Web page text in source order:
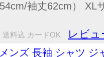
袖丈62cm） XL
送料込 カードOK レビュ
ンズ 長袖 シャツ